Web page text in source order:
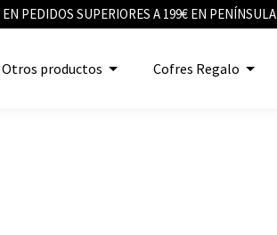
EN PEDIDOS SUPERIORES A 199€ EN PENÍNSULA
Otros productos Cofres Regalo